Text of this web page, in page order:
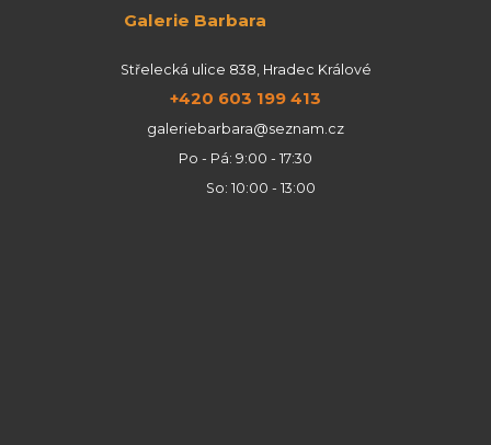
Galerie Barbara
Střelecká ulice 838, Hradec Králové
+420 603 199 413
galeriebarbara@seznam.cz
Po - Pá: 9:00 - 17:30
So: 10:00 - 13:00